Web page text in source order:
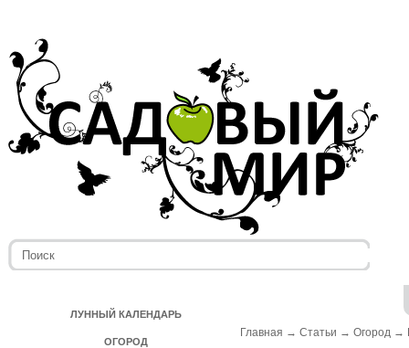
ЛУННЫЙ КАЛЕНДАРЬ
ОГОРОД
Главная → Статьи → Огород →